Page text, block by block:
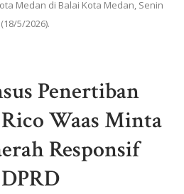
Medan di Balai Kota Medan, Senin
(18/5/2026).
Penertiban
Waas Minta
Responsif